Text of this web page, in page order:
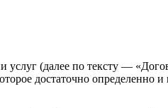
(далее по тексту —
достаточно определенно